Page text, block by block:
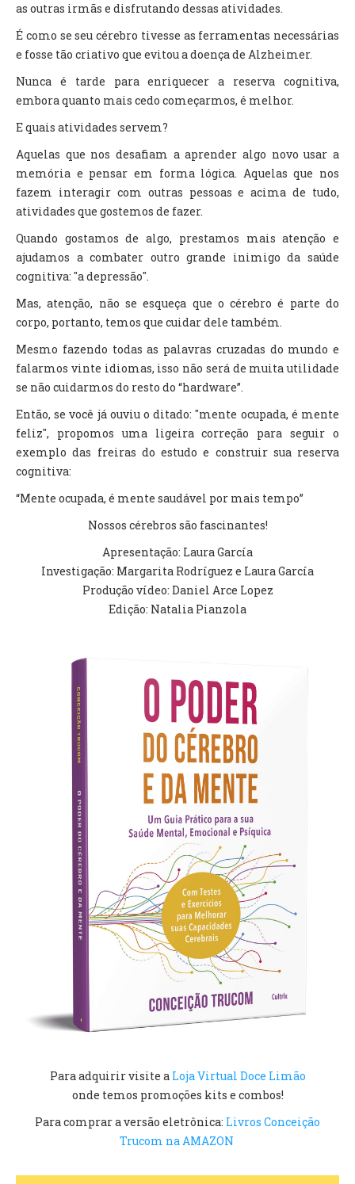
as outras irmãs e disfrutando dessas atividades.
É como se seu cérebro tivesse as ferramentas necessárias
e fosse tão criativo que evitou a doença de Alzheimer.
Nunca é tarde para enriquecer a reserva cognitiva,
embora quanto mais cedo começarmos, é melhor.
E quais atividades servem?
Aquelas que nos desafiam a aprender algo novo usar a
memória e pensar em forma lógica. Aquelas que nos
fazem interagir com outras pessoas e acima de tudo,
atividades que gostemos de fazer.
Quando gostamos de algo, prestamos mais atenção e
ajudamos a combater outro grande inimigo da saúde
cognitiva: "a depressão".
Mas, atenção, não se esqueça que o cérebro é parte do
corpo, portanto, temos que cuidar dele também.
Mesmo fazendo todas as palavras cruzadas do mundo e
falarmos vinte idiomas, isso não será de muita utilidade
se não cuidarmos do resto do “hardware”.
Então, se você já ouviu o ditado: "mente ocupada, é mente
feliz", propomos uma ligeira correção para seguir o
exemplo das freiras do estudo e construir sua reserva
cognitiva:
“Mente ocupada, é mente saudável por mais tempo”
Nossos cérebros são fascinantes!
Apresentação: Laura García
Investigação: Margarita Rodríguez e Laura García
Produção vídeo: Daniel Arce Lopez
Edição: Natalia Pianzola
Para adquirir visite a Loja Virtual Doce Limão
onde temos promoções kits e combos!
Para comprar a versão eletrônica: Livros Conceição
Trucom na AMAZON